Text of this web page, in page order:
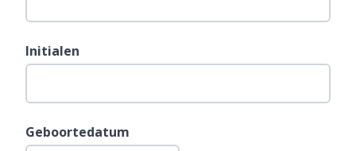
Initialen
Geboortedatum